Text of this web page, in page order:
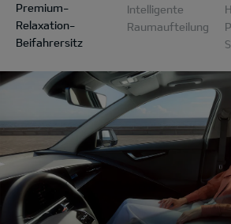
Premium-
Relaxation-
Beifahrersitz
Intelligente
Raumaufteilung